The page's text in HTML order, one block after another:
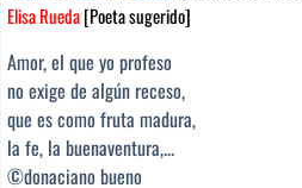
Elisa Rueda[Poeta sugerido]
Amor, el que yo profeso
no exige de algún receso,
que es como fruta madura,
la fe, la buenaventura,...
©donaciano bueno